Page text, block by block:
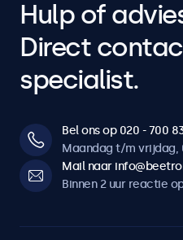
Hulp of
Direct
specialist.
Bel ons op 020 - 700
Maandag t/m vrijdag,
Mail naar
Binnen 2 uur reactie